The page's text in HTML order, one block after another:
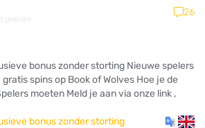
geleden
26
bonus zonder storting Nieuwe spelers
spins op Book of Wolves Hoe je de
moeten Meld je aan via onze link ,
bonus zonder storting